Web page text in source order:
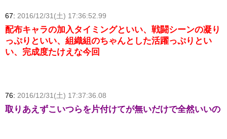
67: 2016/12/31(土) 17:36:52.99
配布キャラの加入タイミングといい、戦闘シーンの凝り
っぷりといい、組織組のちゃんとした活躍っぷりとい
い、完成度たけえな今回
76: 2016/12/31(土) 17:37:36.08
取りあえずこいつらを片付けてが無いだけで全然いいの